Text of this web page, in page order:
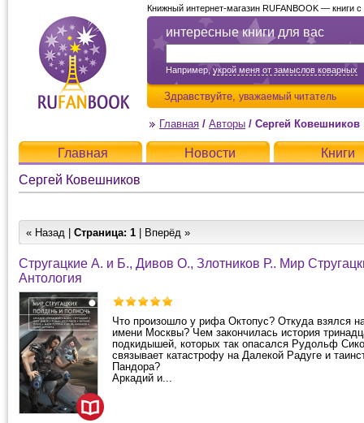
интересные книги для вас
Например,укрой меня от замыслов коварных
Здравствуйте, уважаемый читатель
Книжный интернет-магазин RUFANBOOK — книги
Главная / Авторы / Сергей Ковешников
Главная Новости
Книги
Сергей Ковешников
« Назад | Страница: 1 | Вперёд »
Стругацкие А. и Б., Дивов О., Злотников Р.. Мир
Антология
Что произошло у рифа Октопус? Откуда взялся
имени Москвы? Чем закончилась история
подкидышей, которых так опасался Рудольф
связывает катастрофу на Далекой Радуге и
Пандора?
Аркадий и...